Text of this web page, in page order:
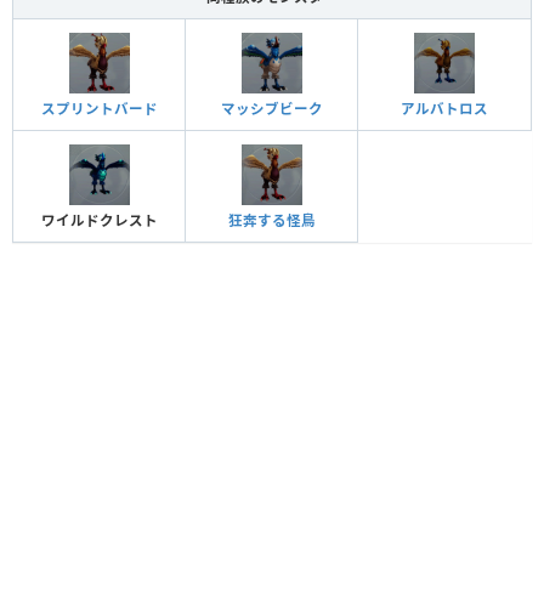
スプリントバード マッシブビーク アルバトロス
ワイルドクレスト 狂奔する怪鳥